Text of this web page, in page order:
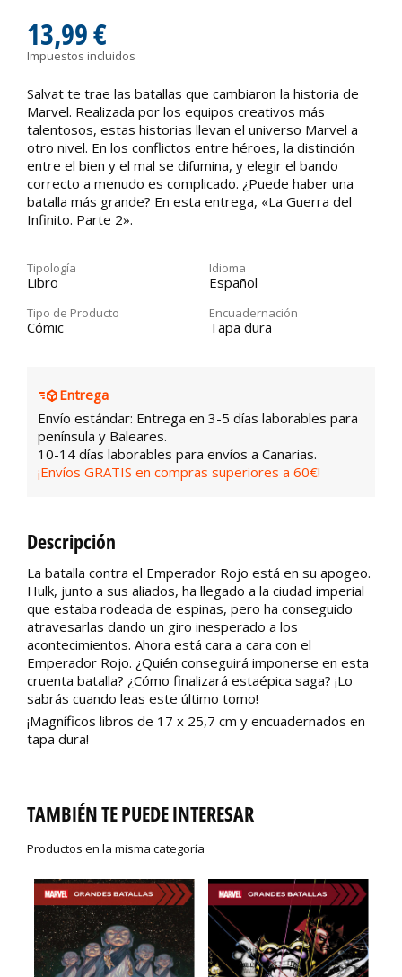
13,99 €
Impuestos incluidos
Salvat te trae las batallas que cambiaron la historia de
Marvel. Realizada por los equipos creativos más
talentosos, estas historias llevan el universo Marvel a
otro nivel. En los conflictos entre héroes, la distinción
entre el bien y el mal se difumina, y elegir el bando
correcto a menudo es complicado. ¿Puede haber una
batalla más grande? En esta entrega, «La Guerra del
Infinito. Parte 2».
Tipología
Libro
Idioma
Español
Tipo de Producto
Cómic
Encuadernación
Tapa dura
Entrega
Envío estándar: Entrega en 3-5 días laborables para
península y Baleares.
10-14 días laborables para envíos a Canarias.
¡Envíos GRATIS en compras superiores a 60€!
Descripción
La batalla contra el Emperador Rojo está en su apogeo.
Hulk, junto a sus aliados, ha llegado a la ciudad imperial
que estaba rodeada de espinas, pero ha conseguido
atravesarlas dando un giro inesperado a los
acontecimientos. Ahora está cara a cara con el
Emperador Rojo. ¿Quién conseguirá imponerse en esta
cruenta batalla? ¿Cómo finalizará estaépica saga? ¡Lo
sabrás cuando leas este último tomo!
¡Magníficos libros de 17 x 25,7 cm y encuadernados en
tapa dura!
TAMBIÉN TE PUEDE INTERESAR
Productos en la misma categoría